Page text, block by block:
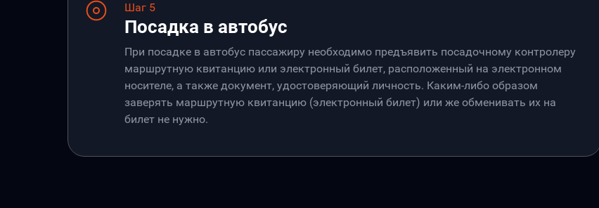
Шаг 5
Посадка в автобус
При посадке в автобус пассажиру необходимо предъявить посадочному контролеру
маршрутную квитанцию или электронный билет, расположенный на электронном
носителе, а также документ, удостоверяющий личность. Каким-либо образом
заверять маршрутную квитанцию (электронный билет) или же обменивать их на
билет не нужно.